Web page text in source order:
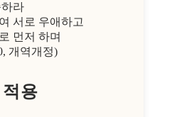
라
서로 우애하고
먼저 하며
개역개정)
용